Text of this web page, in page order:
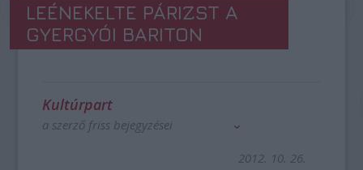
LEÉNEKELTE PÁRIZST A
GYERGYÓI BARITON
Kultúrpart
a szerző friss bejegyzései
2012. 10. 26.